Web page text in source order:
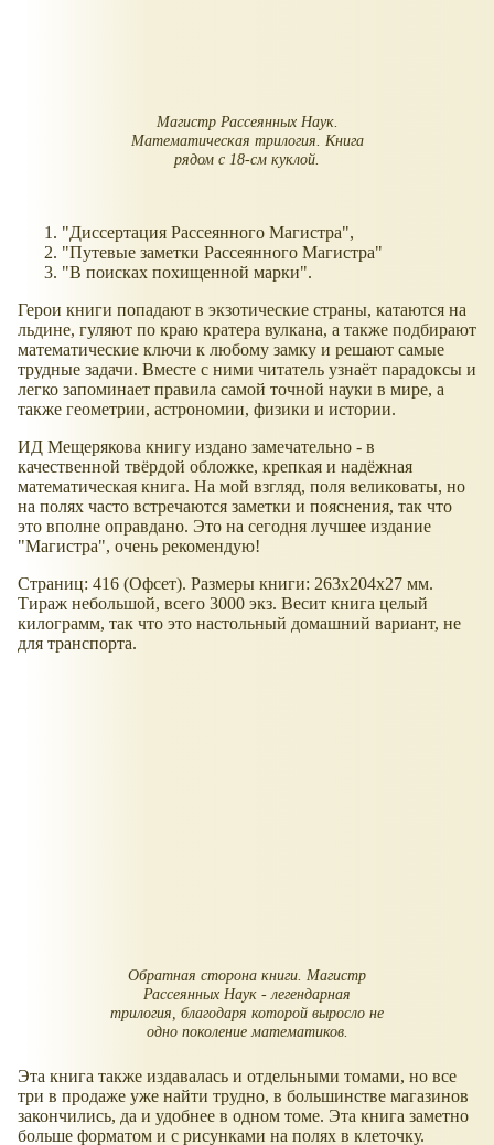
Магистр Рассеянных Наук.
Математическая трилогия. Книга
рядом с 18-см куклой.
"Диссертация Рассеянного Магистра",
"Путевые заметки Рассеянного Магистра"
"В поисках похищенной марки".
Герои книги попадают в экзотические страны, катаются на
льдине, гуляют по краю кратера вулкана, а также подбирают
математические ключи к любому замку и решают самые
трудные задачи. Вместе с ними читатель узнаёт парадоксы и
легко запоминает правила самой точной науки в мире, а
также геометрии, астрономии, физики и истории.
ИД Мещерякова книгу издано замечательно - в
качественной твёрдой обложке, крепкая и надёжная
математическая книга. На мой взгляд, поля великоваты, но
на полях часто встречаются заметки и пояснения, так что
это вполне оправдано. Это на сегодня лучшее издание
"Магистра", очень рекомендую!
Страниц: 416 (Офсет). Размеры книги: 263x204x27 мм.
Тираж небольшой, всего 3000 экз. Весит книга целый
килограмм, так что это настольный домашний вариант, не
для транспорта.
Обратная сторона книги. Магистр
Рассеянных Наук - легендарная
трилогия, благодаря которой выросло не
одно поколение математиков.
Эта книга также издавалась и отдельными томами, но все
три в продаже уже найти трудно, в большинстве магазинов
закончились, да и удобнее в одном томе. Эта книга заметно
больше форматом и с рисунками на полях в клеточку.